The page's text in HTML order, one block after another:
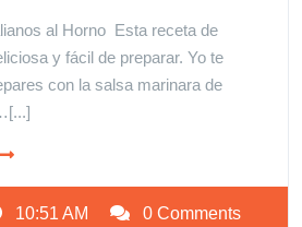
al Horno Esta receta de
y fácil de preparar. Yo te
con la salsa marinara de
10:51 AM 0 Comments